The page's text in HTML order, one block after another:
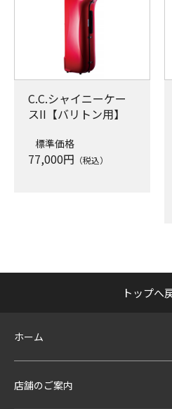
C.C.シャイニーケー
スII【バリトン用】
標準価格
77,000円 （税込）
トップへ
ホーム
店舗のご案内